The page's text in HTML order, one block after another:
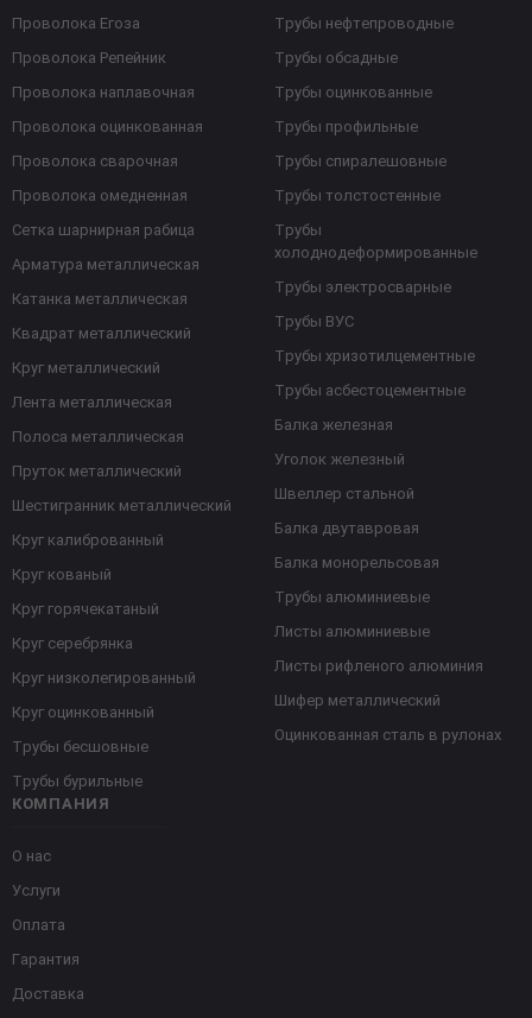
КОМПАНИЯ
О нас
Услуги
Оплата
Гарантия
Доставка
Проволока Егоза
Проволока Репейник
Проволока наплавочная
Проволока оцинкованная
Проволока сварочная
Проволока омедненная
Сетка шарнирная рабица
Арматура металлическая
Катанка металлическая
Квадрат металлический
Круг металлический
Лента металлическая
Полоса металлическая
Пруток металлический
Шестигранник металлический
Круг калиброванный
Круг кованый
Круг горячекатаный
Круг серебрянка
Круг низколегированный
Круг оцинкованный
Трубы бесшовные
Трубы бурильные
Трубы нефтепроводные
Трубы обсадные
Трубы оцинкованные
Трубы профильные
Трубы спиралешовные
Трубы толстостенные
Трубы
холоднодеформированные
Трубы электросварные
Трубы ВУС
Трубы хризотилцементные
Трубы асбестоцементные
Балка железная
Уголок железный
Швеллер стальной
Балка двутавровая
Балка монорельсовая
Трубы алюминиевые
Листы алюминиевые
Листы рифленого алюминия
Шифер металлический
Оцинкованная сталь в рулонах